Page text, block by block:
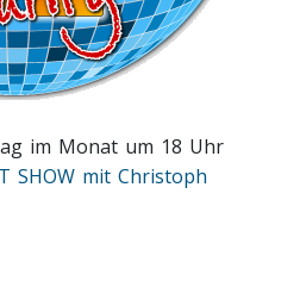
im Monat um 18 Uhr
SHOW mit Christoph